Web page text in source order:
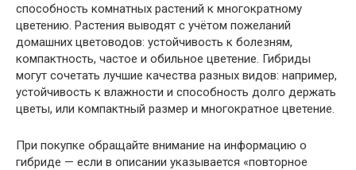
способность комнатных растений к многократному
цветению. Растения выводят с учётом пожеланий
домашних цветоводов: устойчивость к болезням,
компактность, частое и обильное цветение. Гибриды
могут сочетать лучшие качества разных видов: например,
устойчивость к влажности и способность долго держать
цветы, или компактный размер и многократное цветение.
При покупке обращайте внимание на информацию о
гибриде — если в описании указывается «повторное